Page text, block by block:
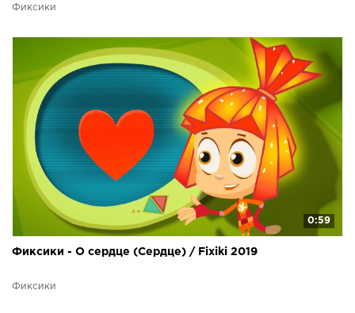
Фиксики
0:59
Фиксики - О сердце (Сердце) / Fixiki 2019
Фиксики